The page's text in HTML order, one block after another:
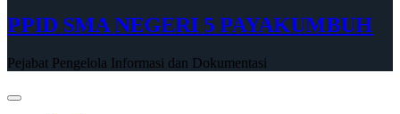
PPID SMA NEGERI 5 PAYAKUMBUH
Pejabat Pengelola Informasi dan Dokumentasi